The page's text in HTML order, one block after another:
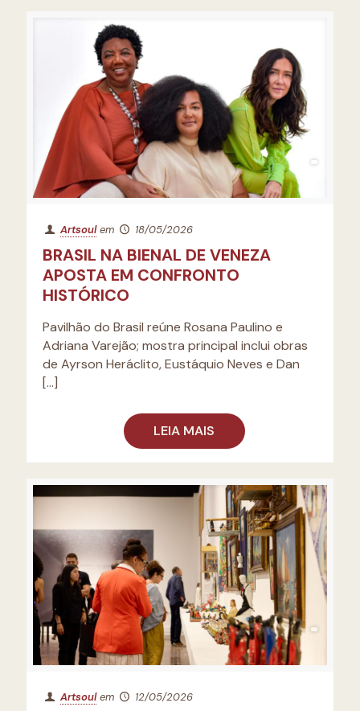
Artsoul em 18/05/2026
BRASIL NA BIENAL DE VENEZA
APOSTA EM CONFRONTO
HISTÓRICO
Pavilhão do Brasil reúne Rosana Paulino e
Adriana Varejão; mostra principal inclui obras
de Ayrson Heráclito, Eustáquio Neves e Dan
[…]
LEIA MAIS
Artsoul em 12/05/2026